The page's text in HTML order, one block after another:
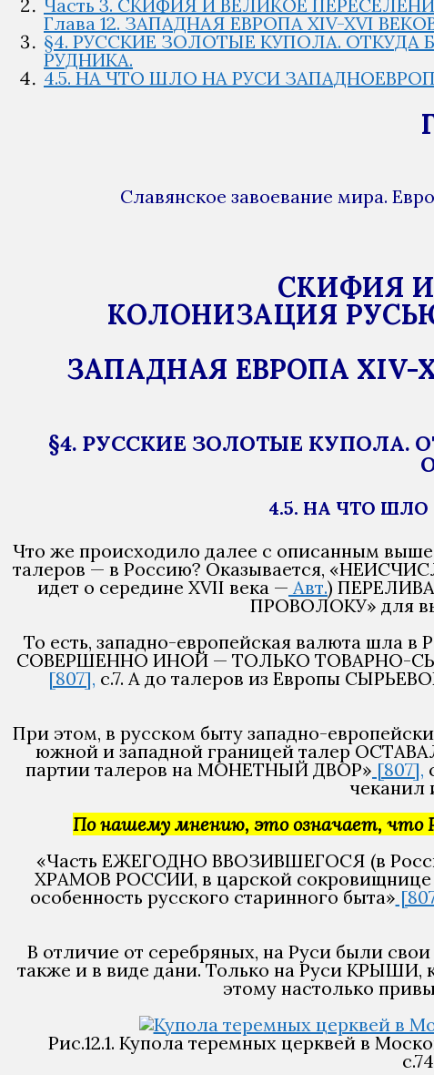
Часть 3. СКИФИЯ И ВЕЛИКОЕ
Глава 12. ЗАПАДНАЯ ЕВРОПА XIV-XVI
§4. РУССКИЕ ЗОЛОТЫЕ КУПОЛА.
РУДНИКА.
4.5. НА ЧТО ШЛО НА РУСИ
Славянское завоевание мира.
СКИФИЯ И
КОЛОНИЗАЦИЯ
ЗАПАДНАЯ ЕВРОПА XIV-
§4. РУССКИЕ ЗОЛОТЫЕ КУПОЛА.
4.5. НА ЧТО
Что же происходило далее с описанным выше
талеров — в Россию? Оказывается,
идет о середине XVII века — Авт.)
ПРОВОЛОКУ» для
То есть, западно-европейская валюта шла
СОВЕРШЕННО ИНОЙ — ТОЛЬКО ТОВАРНО-
[807], с.7. А до талеров из Европы
При этом, в русском быту западно-
южной и западной границей талер
партии талеров на МОНЕТНЫЙ ДВОР» [807],
чеканил
По нашему мнению, это означает, что
«Часть ЕЖЕГОДНО ВВОЗИВШЕГОСЯ (в
ХРАМОВ РОССИИ, в царской
особенность русского старинного быта»
В отличие от серебряных, на Руси были
также и в виде дани. Только на Руси
этому настолько
Рис.12.1. Купола теремных церквей в